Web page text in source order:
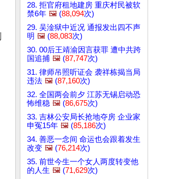
28. 拒官府租地建房 重庆村民被软
禁6年 🖼️ (88,094次)
29. 吴淦狱中近况 通报发出四不声
明 🖼️ (88,083次)
30. 00后王靖渝因言获罪 遭中共跨
国追捕 🖼️ (87,747次)
31. 律师吊照听证会 袭祥栋揭当局
违法 🖼️ (87,160次)
32. 全国两会前夕 江苏无锡启动恐
怖维稳 🖼️ (86,675次)
33. 吉林公安局长抢地夺房 企业家
申冤15年 🖼️ (85,186次)
34. 善恶一念间 命运也会跟着发生
改变 🖼️ (76,214次)
35. 前世今生一个女人两度转变他
的人生 🖼️ (71,629次)